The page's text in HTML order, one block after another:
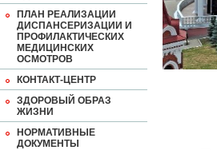
ПЛАН РЕАЛИЗАЦИИ
ДИСПАНСЕРИЗАЦИИ И
ПРОФИЛАКТИЧЕСКИХ
МЕДИЦИНСКИХ
ОСМОТРОВ
КОНТАКТ-ЦЕНТР
ЗДОРОВЫЙ ОБРАЗ
ЖИЗНИ
НОРМАТИВНЫЕ
ДОКУМЕНТЫ